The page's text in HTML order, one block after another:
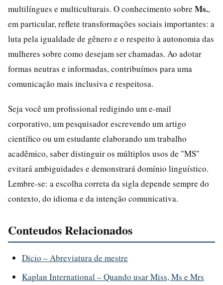
multilíngues e multiculturais. O conhecimento sobre Ms.,
em particular, reflete transformações sociais importantes: a
luta pela igualdade de gênero e o respeito à autonomia das
mulheres sobre como desejam ser chamadas. Ao adotar
formas neutras e informadas, contribuímos para uma
comunicação mais inclusiva e respeitosa.
Seja você um profissional redigindo um e-mail
corporativo, um pesquisador escrevendo um artigo
científico ou um estudante elaborando um trabalho
acadêmico, saber distinguir os múltiplos usos de "MS"
evitará ambiguidades e demonstrará domínio linguístico.
Lembre-se: a escolha correta da sigla depende sempre do
contexto, do idioma e da intenção comunicativa.
Conteudos Relacionados
Dicio – Abreviatura de mestre
Kaplan International – Quando usar Miss, Ms e Mrs